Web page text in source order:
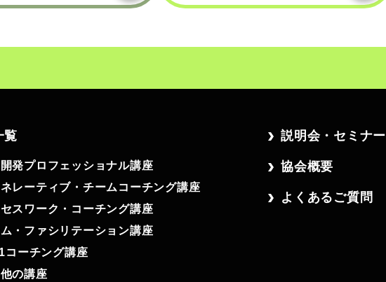
覧
発プロフェッショナル講座
レーティブ・チームコーチング講座
スワーク・コーチング講座
・ファシリテーション講座
コーチング講座
の講座
説明会・セミナー
協会概要
よくあるご質問